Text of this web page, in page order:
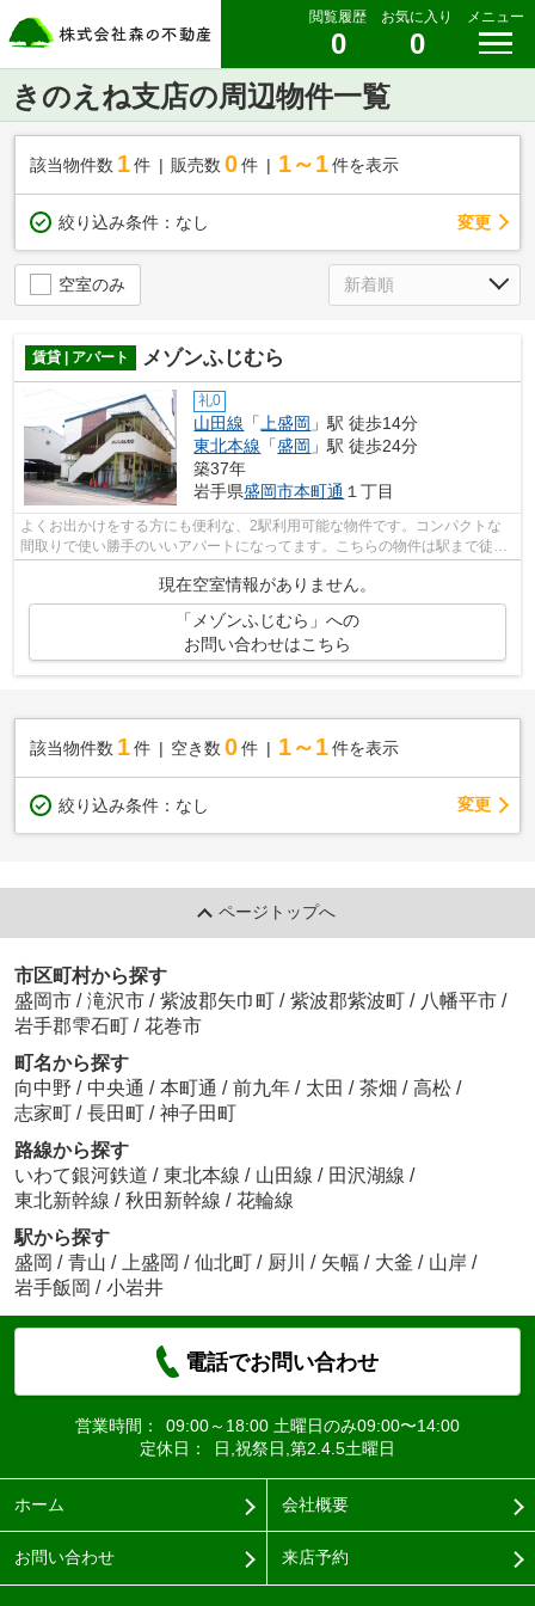
閲覧履歴
0
お気に入り
0
メニュー
きのえね支店の周辺物件一覧
該当物件数 1件 販売数 0 件 1～1 件を表示
絞り込み条件： なし 変更
空室のみ
賃貸 | アパート メゾンふじむら
礼0
山田線 「上盛岡 」駅 徒歩14分
東北本線 「盛岡 」駅 徒歩24分
築37年
岩手県盛岡市本町通 １丁目
よくお出かけをする方にも便利な、2駅利用可能な物件です。コンパクトな
間取りで使い勝手のいいアパートになってます。こちらの物件は駅まで徒歩
で14分で到着します。数ある物件の中か...
現在空室情報がありません。
「メゾンふじむら」への
お問い合わせはこちら
該当物件数 1件 空き数 0 件 1～1 件を表示
絞り込み条件： なし 変更
ページトップへ
市区町村から探す
盛岡市 / 滝沢市 / 紫波郡矢巾町 / 紫波郡紫波町 / 八幡平市 /
岩手郡雫石町 / 花巻市
町名から探す
向中野 / 中央通 / 本町通 / 前九年 / 太田 / 茶畑 / 高松 /
志家町 / 長田町 / 神子田町
路線から探す
いわて銀河鉄道 / 東北本線 / 山田線 / 田沢湖線 /
東北新幹線 / 秋田新幹線 / 花輪線
駅から探す
盛岡 / 青山 / 上盛岡 / 仙北町 / 厨川 / 矢幅 / 大釜 / 山岸 /
岩手飯岡 / 小岩井
電話でお問い合わせ
営業時間：
09:00～18:00 土曜日のみ09:00〜14:00
定休日：
日,祝祭日,第2.4.5土曜日
ホーム 会社概要
お問い合わせ 来店予約